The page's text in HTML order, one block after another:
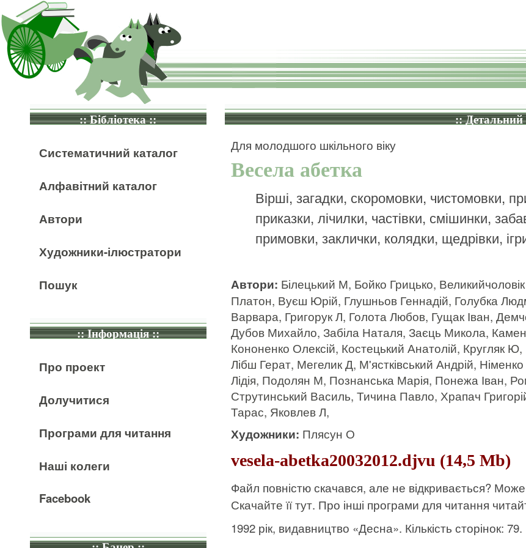
:: Бібліотека ::
Систематичний каталог
Алфавітний каталог
Автори
Художники-ілюстратори
Пошук
:: Інформація ::
Про проект
Долучитися
Програми для читання
Наші колеги
Facebook
:: Детальний
Для молодшого шкільного віку
Весела абетка
Вірші, загадки, скоромовки, чистомовки,
приказки, лічилки, частівки, смішинки,
примовки, заклички, колядки, щедрівки,
Автори: Білецький М, Бойко Грицько,
Платон, Вуєш Юрій, Глушньов Геннадій, Голубка
Варвара, Григорук Л, Голота Любов, Гущак Іван,
Дубов Михайло, Забіла Наталя, Заєць Микола,
Кононенко Олексій, Костецький Анатолій, Кругляк
Лібш Герат, Мегелик Д, М'ястківський Андрій,
Лідія, Подолян М, Познанська Марія, Понежа Іван,
Струтинський Василь, Тичина Павло, Храпач
Тарас, Яковлев Л,
Художники: Плясун О
vesela-abetka20032012.djvu (14,5 Mb)
Файл повністю скачався, але не відкривається?
Скачайте її тут. Про інші програми для читання
1992 рік, видавництво «Десна». Кількість сторінок: 79.